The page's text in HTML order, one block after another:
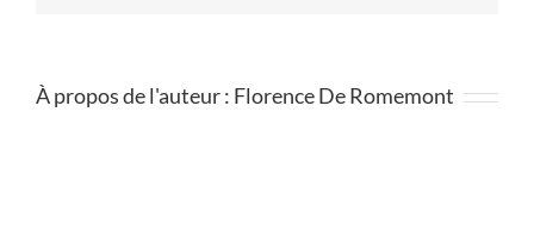
À propos de l'auteur : Florence De Romemont